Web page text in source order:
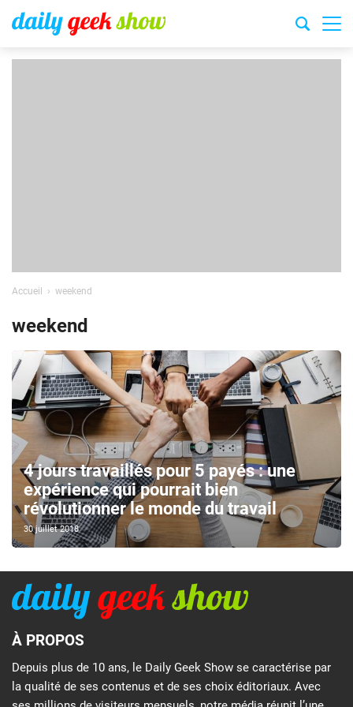
Accueil weekend
weekend
4 jours travaillés pour 5 payés : une
expérience qui pourrait bien
révolutionner le monde du travail
30 juillet 2018
À PROPOS
Depuis plus de 10 ans, le Daily Geek Show se caractérise par
la qualité de ses contenus et de ses choix éditoriaux. Avec